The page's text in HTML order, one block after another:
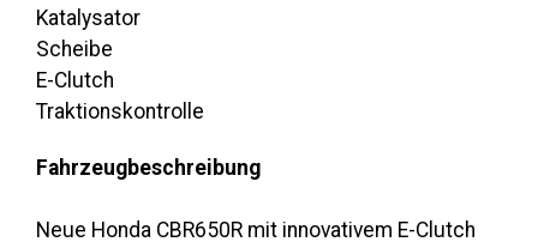
Katalysator
Scheibe
E-Clutch
Traktionskontrolle
Fahrzeugbeschreibung
Neue Honda CBR650R mit innovativem E-Clutch